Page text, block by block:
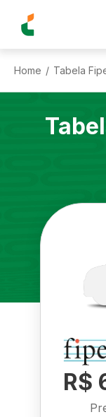
Home / Tabela
R$